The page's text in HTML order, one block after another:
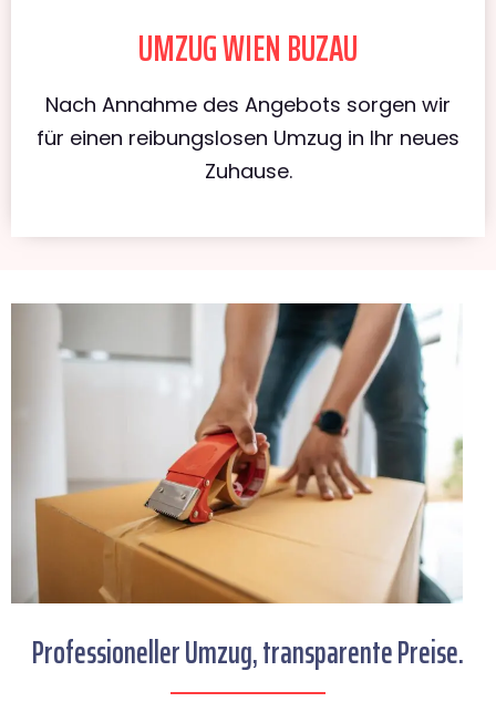
UMZUG WIEN BUZAU
Nach Annahme des Angebots sorgen wir
für einen reibungslosen Umzug in Ihr neues
Zuhause.
Professioneller Umzug, transparente Preise.